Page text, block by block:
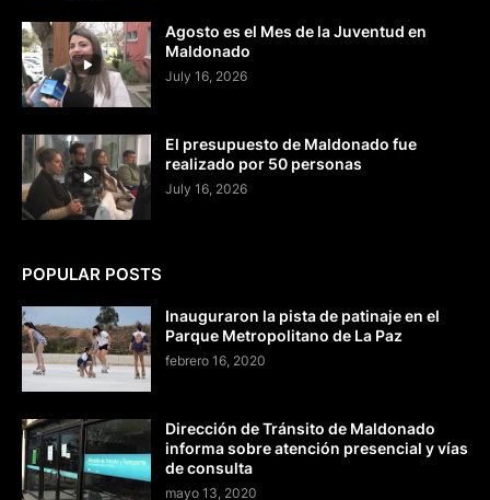
Agosto es el Mes de la Juventud en
Maldonado
July 16, 2026
El presupuesto de Maldonado fue
realizado por 50 personas
July 16, 2026
POPULAR POSTS
Inauguraron la pista de patinaje en el
Parque Metropolitano de La Paz
febrero 16, 2020
Dirección de Tránsito de Maldonado
informa sobre atención presencial y vías
de consulta
mayo 13, 2020